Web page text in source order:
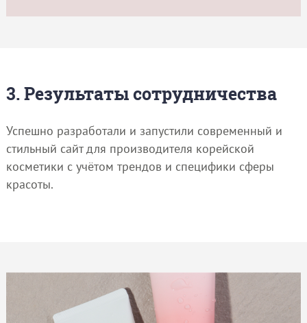
3. Результаты сотрудничества
Успешно разработали и запустили современный и
стильный сайт для производителя корейской
косметики с учётом трендов и специфики сферы
красоты.